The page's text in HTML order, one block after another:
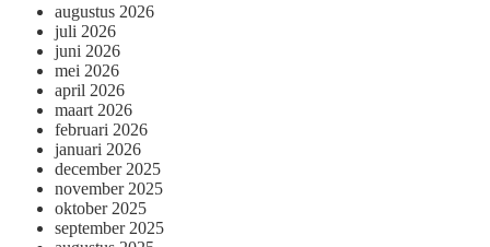
augustus 2026
juli 2026
juni 2026
mei 2026
april 2026
maart 2026
februari 2026
januari 2026
december 2025
november 2025
oktober 2025
september 2025